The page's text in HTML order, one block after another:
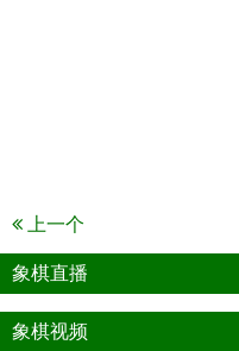
上一个
象棋直播
象棋视频